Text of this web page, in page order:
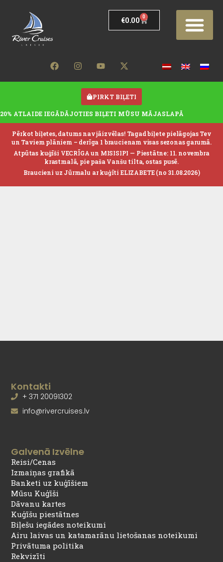
€0.00 0
PIRKT BIĻETI
20% ATLAIDE IEGĀDĀJOTIES BIĻETI MŪSU MĀJASLAPĀ
Pērkot biļetes, datums nav jāizvēlas! Tagad biļete pielāgojas Tev
un Taviem plāniem – derīga 1 braucienam visas sezonas garumā.
Atpūtas kuģīši VECRĪGA un MISISIPI — Piestātne: 11. novembra
krastmalā, pie paša Vanšu tilta, ostas pusē.
Braucieni uz Jūrmalu ar kuģīti ELIZABETE (no 31.08.2026)
Galvenā Izvēlne
Reisi/Cenas
Izmaiņas grafikā
Banketi uz kuģīšiem
Mūsu Kuģīši
Dāvanu kartes
Kuģīšu piestātnes
Biļešu iegādes noteikumi
Airu laivas un katamarānu lietošanas noteikumi
Privātuma politika
Rekvizīti
Kontakti
+ 371 20091302
info@rivercruises.lv